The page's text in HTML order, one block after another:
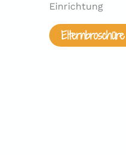
Einrichtung